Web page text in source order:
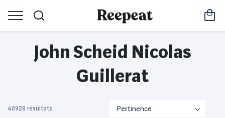
John Scheid Nicolas
Guillerat
40928 résultats